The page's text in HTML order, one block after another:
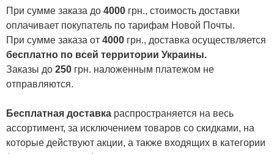
При сумме заказа до 4000 грн., стоимость доставки
оплачивает покупатель по тарифам Новой Почты.
При сумме заказа от 4000 грн., доставка осуществляется
бесплатно по всей территории Украины.
Заказы до 250 грн. наложенным платежом не
отправляются.
Бесплатная доставка распространяется на весь
ассортимент, за исключением товаров со скидками, на
которые действуют акции, а также входящих в категории